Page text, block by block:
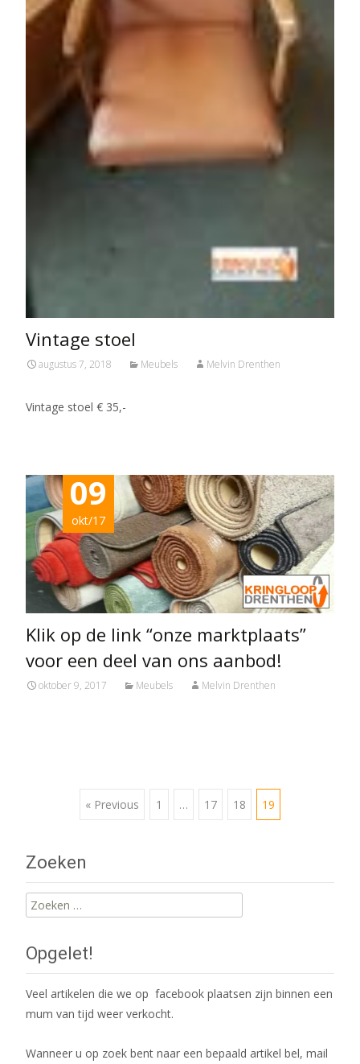
Vintage stoel
augustus 7, 2018 Meubels Melvin Drenthen
Vintage stoel € 35,-
09
okt/17
Klik op de link “onze marktplaats”
voor een deel van ons aanbod!
oktober 9, 2017 Meubels Melvin Drenthen
Posts
navigation
« Previous 1 … 17 18 19
Zoeken
Zoeken
naar:
Opgelet!
Veel artikelen die we op facebook plaatsen zijn binnen een
mum van tijd weer verkocht.
Wanneer u op zoek bent naar een bepaald artikel bel, mail